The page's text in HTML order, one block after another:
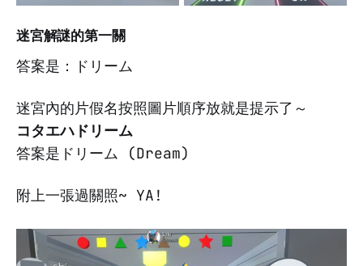
迷宮解謎的第一關
答案是：ドリーム
迷宮內的片假名按照圖片順序放就是提示了～
コタエハドリーム
答案是ドリーム (Dream)
附上一張過關照~ YA!